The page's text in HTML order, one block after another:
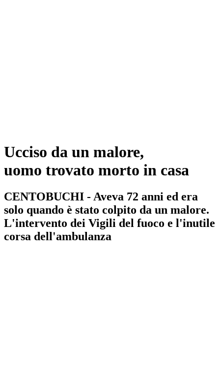
Ucciso da un malore,
uomo trovato morto in casa
CENTOBUCHI - Aveva 72 anni ed era
solo quando è stato colpito da un malore.
L'intervento dei Vigili del fuoco e l'inutile
corsa dell'ambulanza